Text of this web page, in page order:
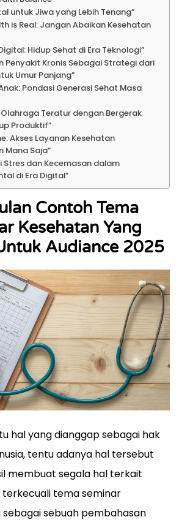
untuk Jiwa yang Lebih Tenang”
is Real: Jangan Abaikan Kesehatan
Hidup Sehat di Era Teknologi”
Penyakit Kronis Sebagai Strategi dari
Umur Panjang”
Pondasi Generasi Sehat Masa
Olahraga Teratur dengan Bergerak
Produktif”
Akses Layanan Kesehatan
Mana Saja”
Stres dan Kecemasan dalam
di Era Digital”
Contoh Tema
Kesehatan Yang
Audiance 2025
hal yang dianggap sebagai hak
tentu adanya hal tersebut
membuat segala hal terkait
terkecuali tema seminar
sebagai sebuah pembahasan